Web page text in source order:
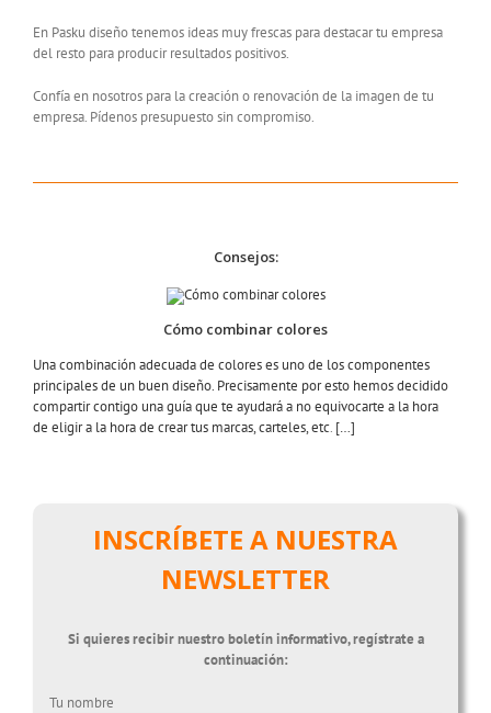
En Pasku diseño tenemos ideas muy frescas para destacar tu empresa
del resto para producir resultados positivos.
Confía en nosotros para la creación o renovación de la imagen de tu
empresa. Pídenos presupuesto sin compromiso.
Consejos:
Cómo combinar colores
Una combinación adecuada de colores es uno de los componentes
principales de un buen diseño. Precisamente por esto hemos decidido
compartir contigo una guía que te ayudará a no equivocarte a la hora
de eligir a la hora de crear tus marcas, carteles, etc.[…]
INSCRÍBETE A NUESTRA
NEWSLETTER
Si quieres recibir nuestro boletín informativo, regístrate a
continuación:
Tu nombre